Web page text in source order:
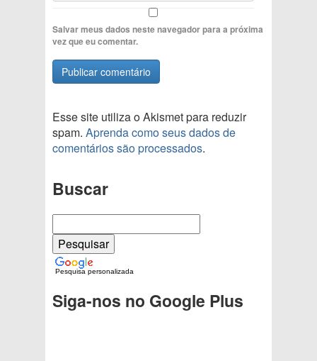
Salvar meus dados neste navegador para a próxima
vez que eu comentar.
Esse site utiliza o Akismet para reduzir
spam. Aprenda como seus dados de
comentários são processados.
Buscar
Pesquisa personalizada
Siga-nos no Google Plus